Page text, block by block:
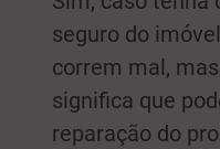
seguro do
correm mal,
significa que
reparação do